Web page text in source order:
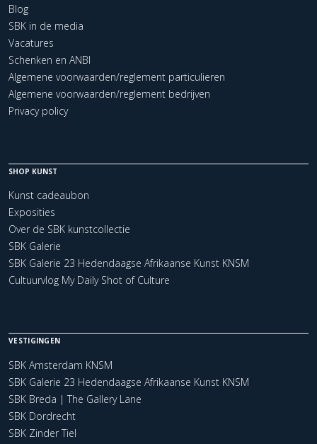
Blog
SBK in de media
Vacatures
Schenken en ANBI
Algemene voorwaarden/reglement particulieren
Algemene voorwaarden/reglement bedrijven
Privacy policy
SHOP KUNST
Kunst cadeaubon
Exposities
Over de SBK kunstcollectie
SBK Galerie
SBK Galerie 23 Hedendaagse Afrikaanse Kunst KNSM
Cultuurvlog My Daily Shot of Culture
VESTIGINGEN
SBK Amsterdam KNSM
SBK Galerie 23 Hedendaagse Afrikaanse Kunst KNSM
SBK Breda | The Gallery Lane
SBK Dordrecht
SBK Zinder Tiel